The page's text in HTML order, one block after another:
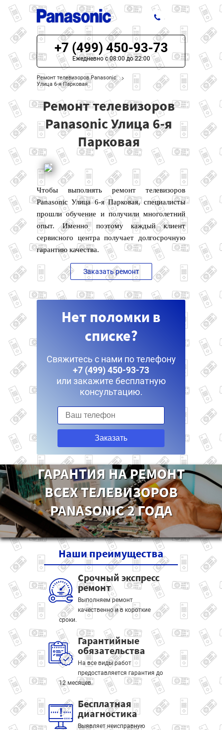
ЦЕНЫ НА РЕМОНТ
О СЕРВИСЕ
МОДЕЛИ PANASONIC
НАШИ КОНТАКТЫ
+7 (499) 450-93-73
Ежедневно с 08:00 до 22:00
Ремонт телевизоров Panasonic
Улица 6-я Парковая
Ремонт телевизоров
Panasonic Улица 6-я
Парковая
Чтобы выполнять ремонт телевизоров
Panasonic Улица 6-я Парковая, специалисты
прошли обучение и получили многолетний
опыт. Именно поэтому каждый клиент
сервисного центра получает долгосрочную
гарантию качества.
Заказать ремонт
Нет поломки в
списке?
Свяжитесь с нами по телефону
+7 (499) 450-93-73
или закажите бесплатную
консультацию.
Заказать
ГАРАНТИЯ НА РЕМОНТ
ВСЕХ ТЕЛЕВИЗОРОВ
PANASONIC 2 ГОДА
Нашипреимущества
Срочный экспресс
ремонт
Выполняем ремонт
качественно и в короткие
сроки.
Гарантийные
обязательства
На все виды работ
предоставляется гарантия до
12 месяцев.
Бесплатная
диагностика
Выявляет неисправную